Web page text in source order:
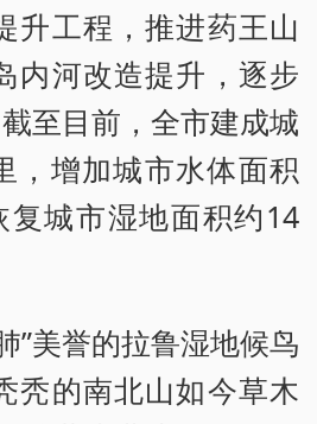
升工程，推进药王山
内河改造提升，逐步
至目前，全市建成城
，增加城市水体面积
复城市湿地面积约14
美誉的拉鲁湿地候鸟
秃的南北山如今草木